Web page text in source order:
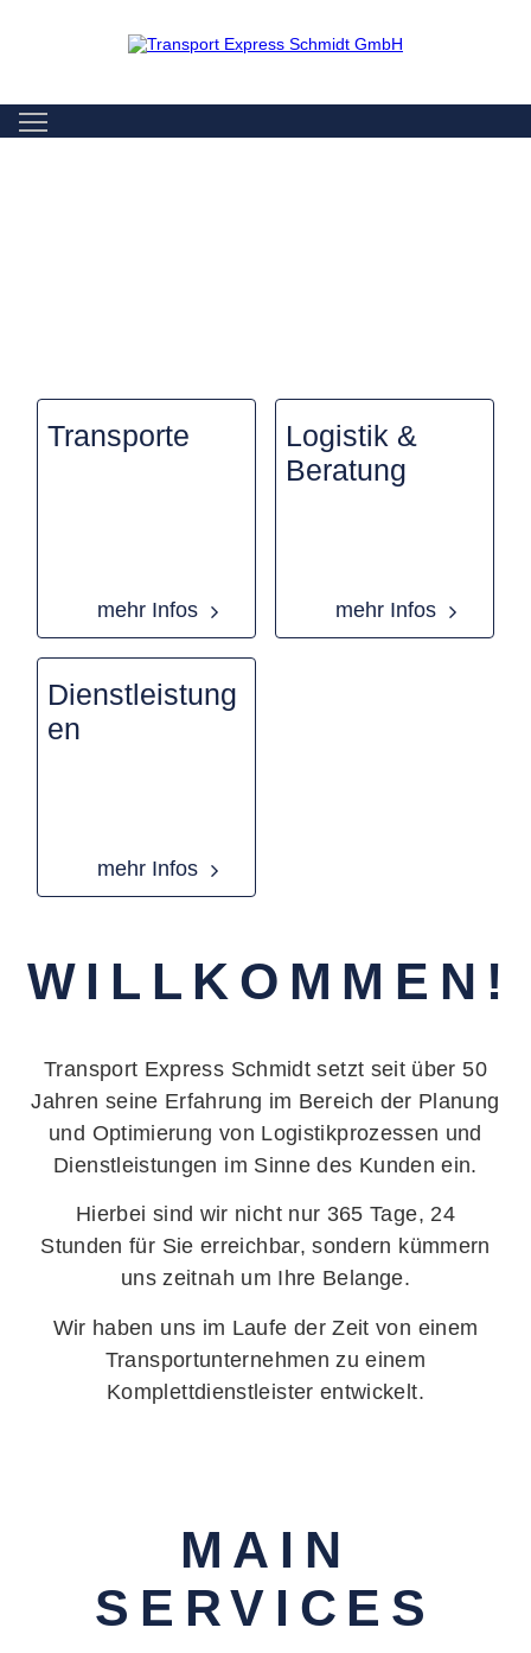
Transporte
mehr Infos
Logistik &
Beratung
mehr Infos
Dienstleistung
en
mehr Infos
WILLKOMMEN!
Transport Express Schmidt setzt seit über 50
Jahren seine Erfahrung im Bereich der Planung
und Optimierung von Logistikprozessen und
Dienstleistungen im Sinne des Kunden ein.
Hierbei sind wir nicht nur 365 Tage, 24
Stunden für Sie erreichbar, sondern kümmern
uns zeitnah um Ihre Belange.
Wir haben uns im Laufe der Zeit von einem
Transportunternehmen zu einem
Komplettdienstleister entwickelt.
MAIN
SERVICES